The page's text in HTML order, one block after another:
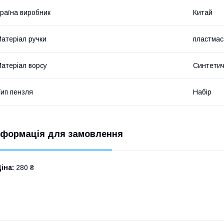
виробник Китай
ручки
ворсу
пензля Набір
для замовлення
280 ₴